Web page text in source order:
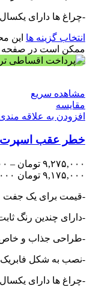
-چراغ ها دارای
انتخاب گزینه ها این
ممکن است در صفحه
مشاهده سریع
مقایسه
افزودن به علاقه
خطر عقب اسپرت پژو 405 طرح کروت
۹,۲۷۵,۰۰۰ تومان –
۹,۱۷۵,۰۰۰ تومان through ۹,۲۷۵,۰۰۰ تومان
-قیمت برای یک جفت
-دارای چندین رنگ
-طراحی جذاب و
-نصب به شکل فابریک
-چراغ ها دارای